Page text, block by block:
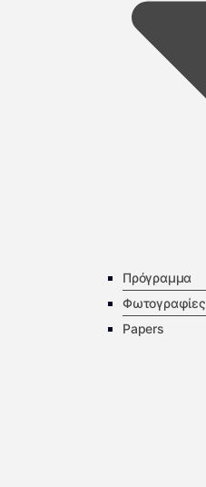
Πρόγραμμα
Φωτογραφίες
Papers